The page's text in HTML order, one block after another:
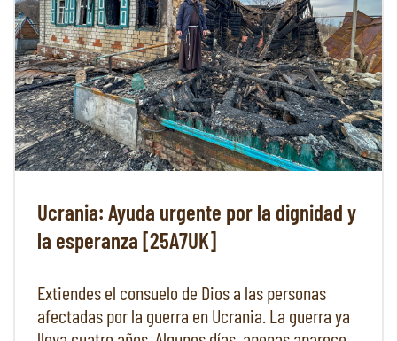
Ucrania: Ayuda urgente por la dignidad y
la esperanza [25A7UK]
Extiendes el consuelo de Dios a las personas
afectadas por la guerra en Ucrania. La guerra ya